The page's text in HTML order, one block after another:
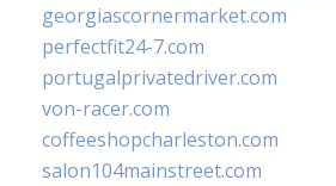
georgiascornermarket.com
perfectfit24-7.com
portugalprivatedriver.com
von-racer.com
coffeeshopcharleston.com
salon104mainstreet.com